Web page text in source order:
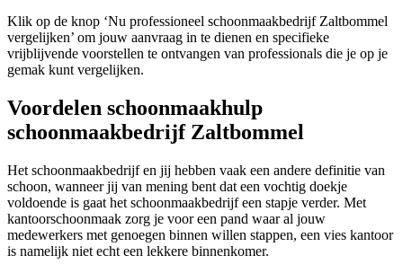
Klik op de knop ‘Nu professioneel schoonmaakbedrijf Zaltbommel
vergelijken’ om jouw aanvraag in te dienen en specifieke
vrijblijvende voorstellen te ontvangen van professionals die je op je
gemak kunt vergelijken.
Voordelen schoonmaakhulp
schoonmaakbedrijf Zaltbommel
Het schoonmaakbedrijf en jij hebben vaak een andere definitie van
schoon, wanneer jij van mening bent dat een vochtig doekje
voldoende is gaat het schoonmaakbedrijf een stapje verder. Met
kantoorschoonmaak zorg je voor een pand waar al jouw
medewerkers met genoegen binnen willen stappen, een vies kantoor
is namelijk niet echt een lekkere binnenkomer.